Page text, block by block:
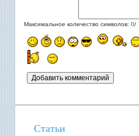
Максимальное количество символов: 0/
Статьи